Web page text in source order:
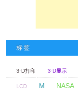
标签
3-D打印 3-D显示
LCD M NASA